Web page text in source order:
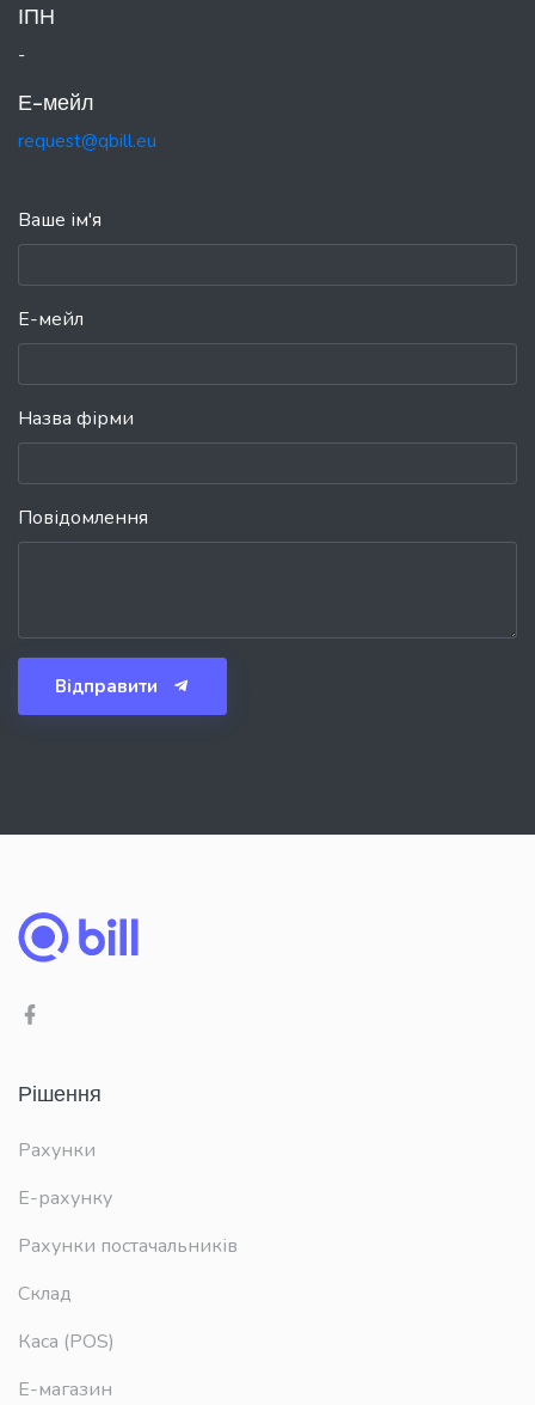
ІПН
-
Е-мейл
request@qbill.eu
Ваше ім'я
Е-мейл
Назва фірми
Повідомлення
Відправити
Рішення
Рахунки
E-рахунку
Рахунки постачальників
Склад
Каса (POS)
Е-магазин